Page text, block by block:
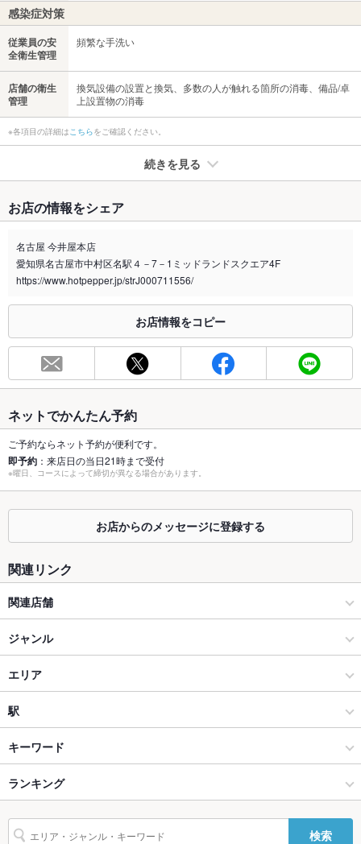
感染症対策
従業員の安
全衛生管理
頻繁な手洗い
店舗の衛生
管理
換気設備の設置と換気、多数の人が触れる箇所の消毒、備品/卓
上設置物の消毒
※各項目の詳細はこちらをご確認ください。
続きを見る
禁煙・喫煙
全席禁煙
喫煙専用室 あり
合わせください。
お席
70席(少人数～大人数まで◎)
容人数
個室 あり ：6名20名/個室 2名4名8名/半個室
座敷 なし ：座敷はございません。
掘りごたつ あり ：13～18名 掘りごたつ
カウンター あり
ソファー
テラス席
貸切
設備
バリアフリ
ー
あり ：お気軽にお声かけください。
駐車場
ー
お店の情報をシェア
名古屋 今井屋本店
愛知県名古屋市中村区名駅４－7－1ミッドランドスクエア4F
https://www.hotpepper.jp/strJ000711556/
お店情報をコピー
ネットでかんたん予約
ご予約ならネット予約が便利です。
即予約 ：来店日の当日21時まで受付
※曜日、コースによって締切が異なる場合があります。
お店からのメッセージに登録する
関連リンク
関連店舗
京都河原町 今井屋茶寮
薩摩ごかもん 天満橋総本店
西新宿 今井屋本店
新宿 今井屋本店
心斎橋 今井屋本店
美食米門 梅田
ジャンル
居酒屋
和風
名古屋（名古屋駅/西区/中村区） × 居酒屋
名古屋（名古屋駅/西区/中村区） × 和風
名古屋駅 × 居酒屋
エリア
名古屋駅
名古屋駅 × 居酒屋
名古屋駅 × 和風
名古屋駅 × 和食
駅
近鉄名古屋駅
名古屋駅
名鉄名古屋駅
キーワード
手羽先 からあげ
ジェラート
ランキング
愛知のグルメランキング
検索